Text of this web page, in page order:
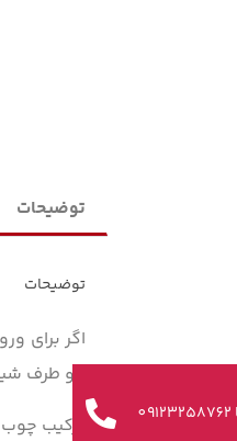
توضیحات
توضیحات
دو طرف
ترکیب